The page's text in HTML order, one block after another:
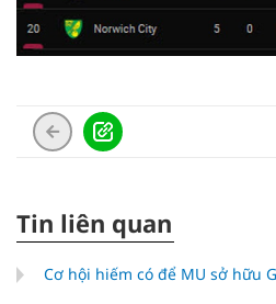
Tin liên quan
Cơ hội hiếm có để MU sở hữu